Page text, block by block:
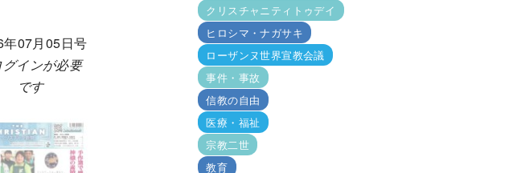
年07月05日号
インが必要
です
クリスチャニティトゥデイ
ヒロシマ・ナガサキ
ローザンヌ世界宣教会議
事件・事故
信教の自由
医療・福祉
宗教二世
教育